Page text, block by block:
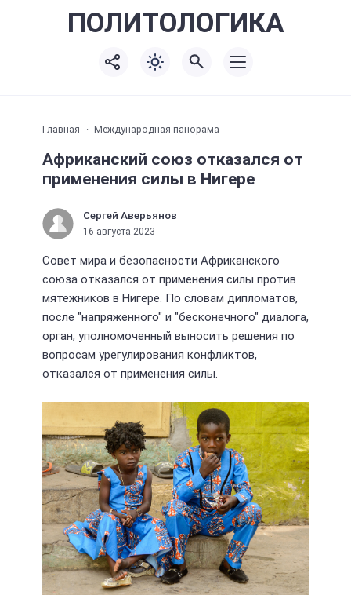
ПОЛИТОЛОГИКА
Главная Международная панорама
Африканский союз отказался от
применения силы в Нигере
Сергей Аверьянов
16 августа 2023
Совет мира и безопасности Африканского
союза отказался от применения силы против
мятежников в Нигере. По словам дипломатов,
после "напряженного" и "бесконечного" диалога,
орган, уполномоченный выносить решения по
вопросам урегулирования конфликтов,
отказался от применения силы.